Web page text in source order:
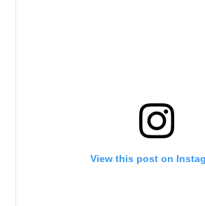
View this post on